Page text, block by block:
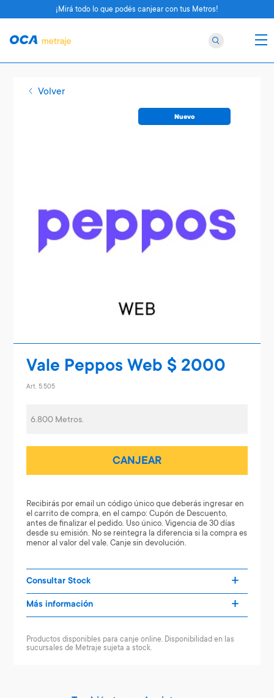
Volver
Nuevo
Vale Peppos Web $ 2000
Art. 5.505
6.800 Metros.
CANJEAR
Recibirás por email un código único que deberás ingresar en
el carrito de compra, en el campo: Cupón de Descuento,
antes de finalizar el pedido. Uso único. Vigencia de 30 días
desde su emisión. No se reintegra la diferencia si la compra es
menor al valor del vale. Canje sin devolución.
Consultar Stock
Más información
Productos disponibles para canje online. Disponibilidad en las
sucursales de Metraje sujeta a stock.
¡Mirá todo lo que podés canjear con tus Metros!